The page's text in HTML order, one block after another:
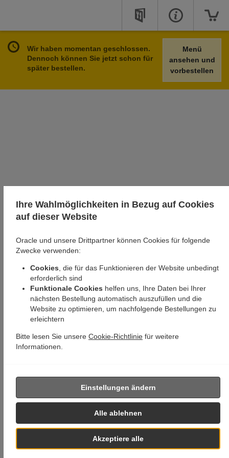
Wir haben momentan geschlossen.
Dennoch können Sie jetzt schon für
später bestellen.
Menü
ansehen und
vorbestellen
Ihre Wahlmöglichkeiten in Bezug auf Cookies
auf dieser Website
Oracle und unsere Drittpartner können Cookies für folgende
Zwecke verwenden:
Cookies , die für das Funktionieren der Website unbedingt
erforderlich sind
Funktionale Cookies helfen uns, Ihre Daten bei Ihrer
nächsten Bestellung automatisch auszufüllen und die
Website zu optimieren, um nachfolgende Bestellungen zu
erleichtern
Bitte lesen Sie unsere Cookie-Richtlinie für weitere
Informationen.
Akzeptiere alle
Alle ablehnen
Einstellungen ändern